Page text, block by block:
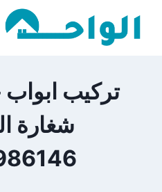
تركيب ابواب
شغارة